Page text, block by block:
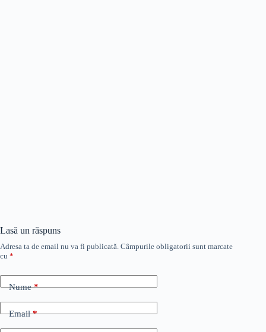
Lasă un răspuns
Adresa ta de email nu va fi publicată. Câmpurile obligatorii sunt marcate
cu *
Nume*
Email*